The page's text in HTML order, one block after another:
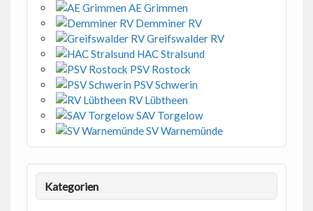
AE Grimmen
Demminer RV
Greifswalder RV
HAC Stralsund
PSV Rostock
PSV Schwerin
RV Lübtheen
SAV Torgelow
SV Warnemünde
Kategorien